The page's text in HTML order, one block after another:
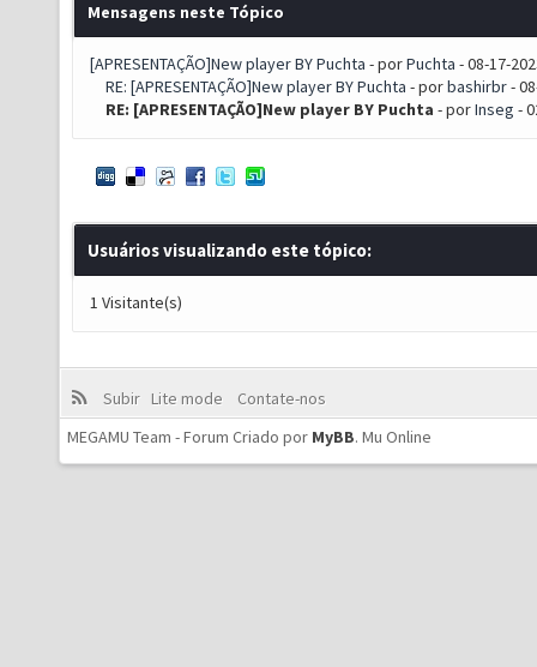
Mensagens neste Tópico
[APRESENTAÇÃO]New player BY Puchta - porPuchta - 08-17-
RE: [APRESENTAÇÃO]New player BY Puchta - porbashirbr-
RE: [APRESENTAÇÃO]New player BY Puchta - porInseg -
Usuários visualizando este tópico:
1 Visitante(s)
Subir Lite mode
Contate-nos
MEGAMU Team - Forum Criado por MyBB. Mu Online